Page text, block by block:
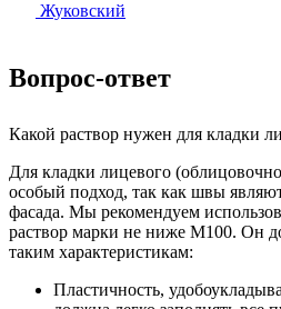
Жуковский
Вопрос-ответ
Какой раствор нужен для кладки
Для кладки лицевого
особый подход, так как швы
фасада. Мы рекомендуем
раствор марки не ниже М100. Он
таким характеристикам:
Пластичность,